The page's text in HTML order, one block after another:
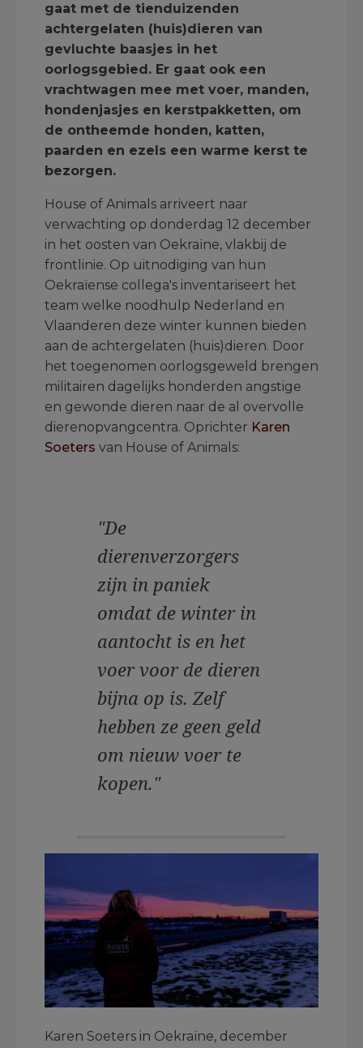
gaat met de tienduizenden
achtergelaten (huis)dieren van
gevluchte baasjes in het
oorlogsgebied. Er gaat ook een
vrachtwagen mee met voer, manden,
hondenjasjes en kerstpakketten, om
de ontheemde honden, katten,
paarden en ezels een warme kerst te
bezorgen.
House of Animals arriveert naar
verwachting op donderdag 12 december
in het oosten van Oekraïne, vlakbij de
frontlinie. Op uitnodiging van hun
Oekraïense collega's inventariseert het
team welke noodhulp Nederland en
Vlaanderen deze winter kunnen bieden
aan de achtergelaten (huis)dieren. Door
het toegenomen oorlogsgeweld brengen
militairen dagelijks honderden angstige
en gewonde dieren naar de al overvolle
dierenopvangcentra. Oprichter Karen
Soeters van House of Animals:
"De
dierenverzorgers
zijn in paniek
omdat de winter in
aantocht is en het
voer voor de dieren
bijna op is. Zelf
hebben ze geen geld
om nieuw voer te
kopen."
Karen Soeters in Oekraïne, december